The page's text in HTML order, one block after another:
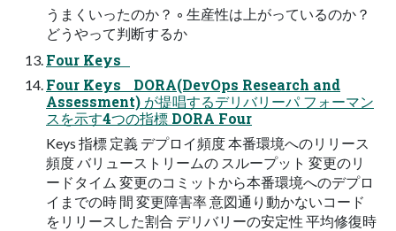
うまくいったのか？ ◦ 生産性は上がっているのか？
どうやって判断するか
Four Keys
Four Keys DORA(DevOps Research and
Assessment) が提唱するデリバリーパ フォーマン
スを示す4つの指標 DORA Four
Keys 指標 定義 デプロイ頻度 本番環境へのリリース
頻度 バリューストリームの スループット 変更のリ
ードタイム 変更のコミットから本番環境へのデプロ
イまでの時 間 変更障害率 意図通り動かないコード
をリリースした割合 デリバリーの安定性 平均修復時